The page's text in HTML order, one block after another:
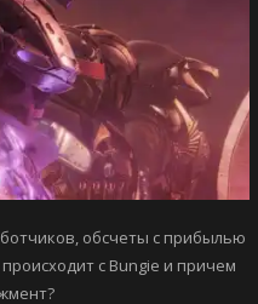
обсчеты с прибылью
с Bungie и причем